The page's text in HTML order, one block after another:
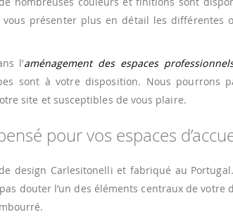
présenter plus en détail les différentes
l’aménagement des espaces
sont à votre disposition. Nous pourrons
site et susceptibles de vous plaire.
pour vos espaces
design Carlesitonelli et fabriqué au
douter l’un des éléments centraux de votre